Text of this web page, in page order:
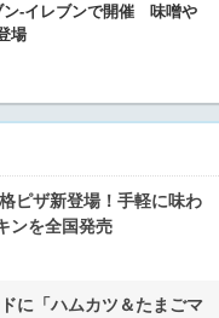
ン-イレブンで開催 味噌や
場
ピザ新登場！手軽に味わ
ンを全国発売
に「ハムカツ＆たまごマ